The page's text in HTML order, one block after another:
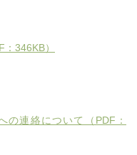
346KB）
の連絡について（PDF：